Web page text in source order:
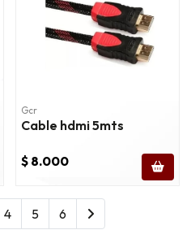
Gcr
Cable hdmi 5mts
$ 8.000
4 5 6